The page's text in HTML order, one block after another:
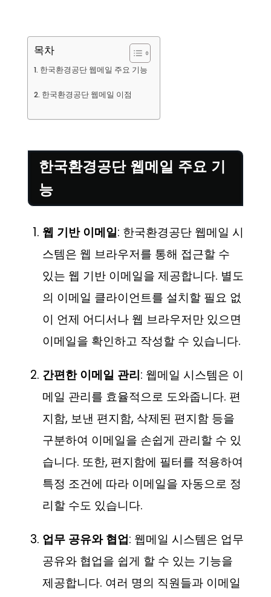
목차
한국환경공단 웹메일 주요 기능
한국환경공단 웹메일 이점
한국환경공단 웹메일 주요 기
능
웹 기반 이메일: 한국환경공단 웹메일 시
스템은 웹 브라우저를 통해 접근할 수
있는 웹 기반 이메일을 제공합니다. 별도
의 이메일 클라이언트를 설치할 필요 없
이 언제 어디서나 웹 브라우저만 있으면
이메일을 확인하고 작성할 수 있습니다.
간편한 이메일 관리: 웹메일 시스템은 이
메일 관리를 효율적으로 도와줍니다. 편
지함, 보낸 편지함, 삭제된 편지함 등을
구분하여 이메일을 손쉽게 관리할 수 있
습니다. 또한, 편지함에 필터를 적용하여
특정 조건에 따라 이메일을 자동으로 정
리할 수도 있습니다.
업무 공유와 협업: 웹메일 시스템은 업무
공유와 협업을 쉽게 할 수 있는 기능을
제공합니다. 여러 명의 직원들과 이메일